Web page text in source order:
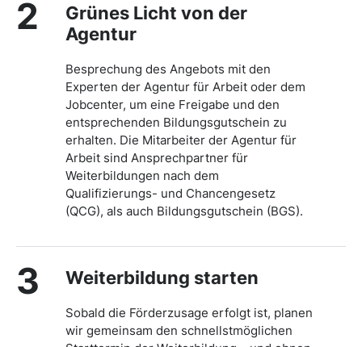
2
Grünes Licht von der
Agentur
Besprechung des Angebots mit den
Experten der Agentur für Arbeit oder dem
Jobcenter, um eine Freigabe und den
entsprechenden Bildungsgutschein zu
erhalten. Die Mitarbeiter der Agentur für
Arbeit sind Ansprechpartner für
Weiterbildungen nach dem
Qualifizierungs- und Chancengesetz
(QCG), als auch Bildungsgutschein (BGS).
3 Weiterbildung starten
Sobald die Förderzusage erfolgt ist, planen
wir gemeinsam den schnellstmöglichen